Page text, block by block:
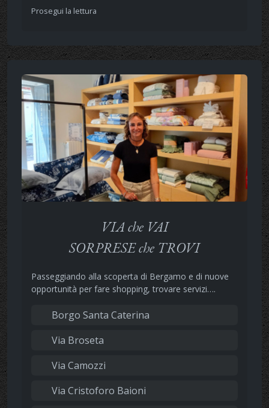
Prosegui la lettura
VIA che VAI
SORPRESE che TROVI
Passeggiando alla scoperta di Bergamo e di nuove
opportunità per fare shopping, trovare servizi….
Borgo Santa Caterina
Via Broseta
Via Camozzi
Via Cristoforo Baioni